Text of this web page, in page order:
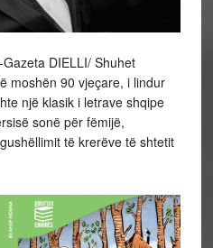
DIELLI/ Shuhet
moshën 90 vjeçare, i lindur
një klasik i letrave shqipe
sonë për fëmijë,
të krerëve të shtetit